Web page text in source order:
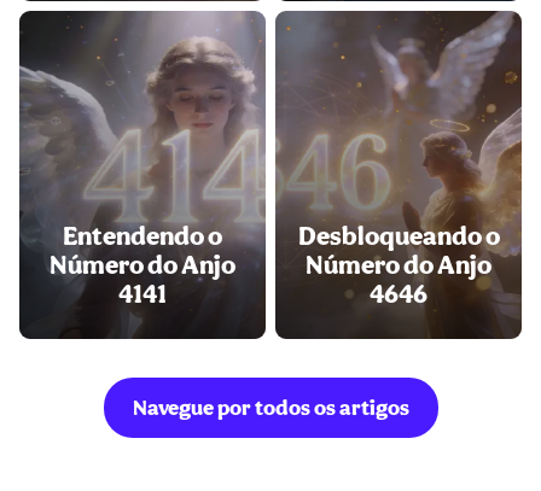
Entendendo o
Número do Anjo
4141
Desbloqueando o
Número do Anjo
4646
Navegue por todos os artigos